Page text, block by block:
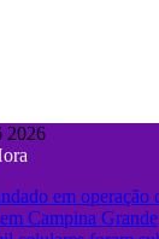
2026
em operação
Campina Grande